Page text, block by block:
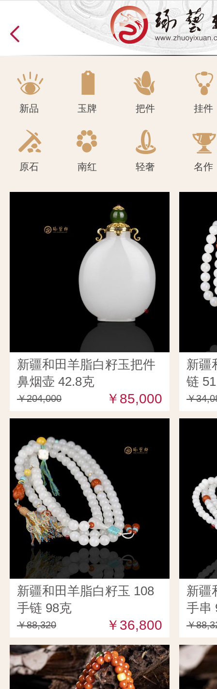
原石 南红 轻奢 名作
新品 玉牌 把件 挂件
原石 南红 轻奢 名作
新疆和田羊脂白籽玉把件
鼻烟壶 42.8克
￥204,000 ￥85,000
新疆
链
￥
新疆和田羊脂白籽玉 108
手链 98克
￥88,320 ￥36,800
新疆
手串
￥